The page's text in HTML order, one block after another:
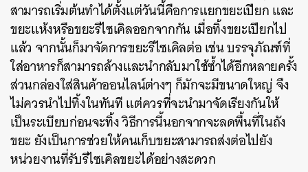
สามารถเริ่มต้นทำได้ตั้งแต่วันนี้คือการแยกขยะเปียก และ
ขยะแห้งหรือขยะรีไซเคิลออกจากกัน เมื่อทิ้งขยะเปียกไป
แล้ว จากนั้นก็มาจัดการขยะรีไซเคิลต่อ เช่น บรรจุภัณฑ์ที่
ใส่อาหารก็สามารถล้างและนำกลับมาใช้ซ้ำได้อีกหลายครั้ง
ส่วนกล่องใส่สินค้าออนไลน์ต่างๆ ก็มักจะมีขนาดใหญ่ จึง
ไม่ควรนำไปทิ้งในทันที แต่ควรที่จะนำมาจัดเรียงกันให้
เป็นระเบียบก่อนจะทิ้ง วิธีการนี้นอกจากจะลดพื้นที่ในถัง
ขยะ ยังเป็นการช่วยให้คนเก็บขยะสามารถส่งต่อไปยัง
หน่วยงานที่รับรีไซเคิลขยะได้อย่างสะดวก